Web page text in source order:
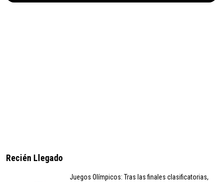
Recién Llegado
Juegos Olímpicos: Tras las finales clasificatorias,